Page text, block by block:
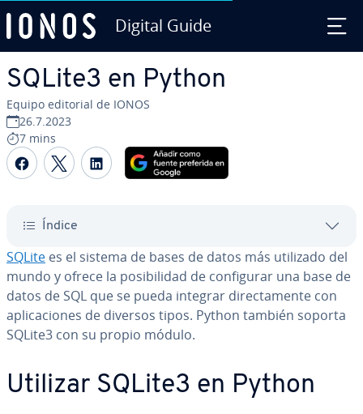
Digital Guide
SQLite3 en Python
Equipo editorial de IONOS
26.7.2023
7 mins
Compartir Facebook
Compartir Twitter
Compartir LinkedIn
Índice
SQLite es el sistema de bases de datos más utilizado del
mundo y ofrece la po­si­bi­li­dad de co­n­fi­gu­rar una base de
datos de SQL que se pueda integrar di­re­c­ta­me­n­te con
apli­ca­cio­nes de diversos tipos. Python también soporta
SQLite3 con su propio módulo.
Utilizar SQLite3 en Python